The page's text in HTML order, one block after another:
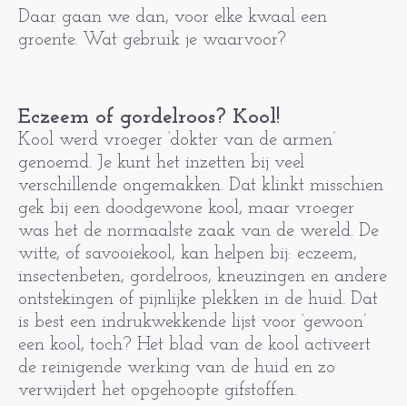
Daar gaan we dan, voor elke kwaal een
groente. Wat gebruik je waarvoor?
Eczeem of gordelroos? Kool!
Kool werd vroeger ‘dokter van de armen’
genoemd. Je kunt het inzetten bij veel
verschillende ongemakken. Dat klinkt misschien
gek bij een doodgewone kool, maar vroeger
was het de normaalste zaak van de wereld. De
witte, of savooiekool, kan helpen bij: eczeem,
insectenbeten, gordelroos, kneuzingen en andere
ontstekingen of pijnlijke plekken in de huid. Dat
is best een indrukwekkende lijst voor ‘gewoon’
een kool, toch? Het blad van de kool activeert
de reinigende werking van de huid en zo
verwijdert het opgehoopte gifstoffen.